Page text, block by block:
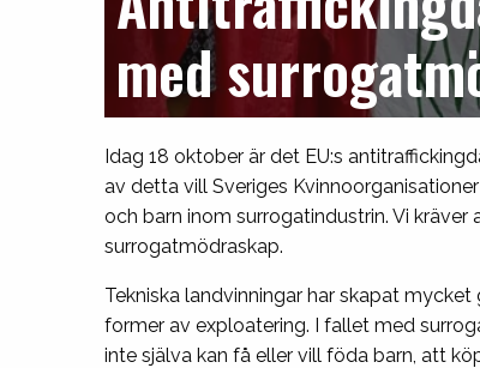
med
Idag 18 oktober är det EU:s
av detta vill Sveriges
och barn inom surrogatindustrin. Vi
surrogatmödraskap.
Tekniska landvinningar har skapat
former av exploatering. I fallet med
inte själva kan få eller vill föda barn, att